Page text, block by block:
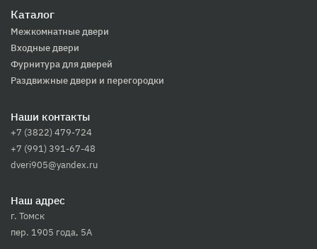
Каталог
Межкомнатные двери
Входные двери
Фурнитура для дверей
Раздвижные двери и перегородки
Наши контакты
+7 (3822) 479-724
+7 (991) 391-67-48
dveri905@yandex.ru
Наш адрес
г. Томск
пер. 1905 года, 5А